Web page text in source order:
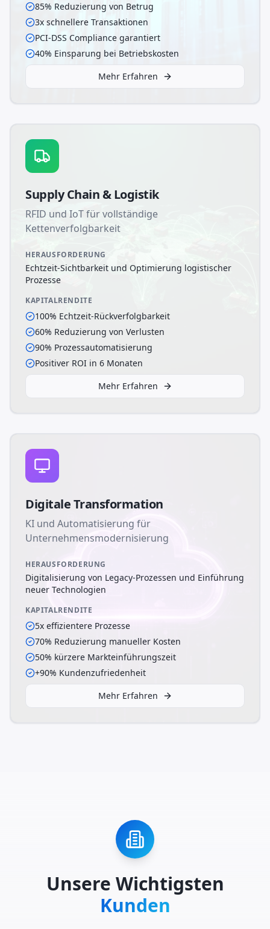
85% Reduzierung von Betrug
3x schnellere Transaktionen
PCI-DSS Compliance garantiert
40% Einsparung bei Betriebskosten
Mehr Erfahren
Supply Chain & Logistik
RFID und IoT für vollständige
Kettenverfolgbarkeit
HERAUSFORDERUNG
Echtzeit-Sichtbarkeit und Optimierung logistischer
Prozesse
KAPITALRENDITE
100% Echtzeit-Rückverfolgbarkeit
60% Reduzierung von Verlusten
90% Prozessautomatisierung
Positiver ROI in 6 Monaten
Mehr Erfahren
Digitale Transformation
KI und Automatisierung für
Unternehmensmodernisierung
HERAUSFORDERUNG
Digitalisierung von Legacy-Prozessen und Einführung
neuer Technologien
KAPITALRENDITE
5x effizientere Prozesse
70% Reduzierung manueller Kosten
50% kürzere Markteinführungszeit
+90% Kundenzufriedenheit
Mehr Erfahren
Unsere Wichtigsten
Kunden